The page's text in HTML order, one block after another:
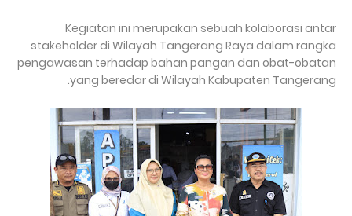
Kegiatan ini merupakan sebuah kolaborasi antar
stakeholder di Wilayah Tangerang Raya dalam rangka
pengawasan terhadap bahan pangan dan obat-obatan
yang beredar di Wilayah Kabupaten Tangerang.